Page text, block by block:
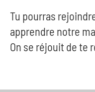
Tu pourras
apprendre notre
On se réjouit de te